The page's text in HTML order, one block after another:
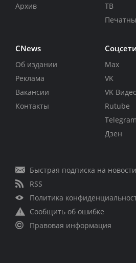
Архив
ТВ
CNews
Об издании
Реклама
Вакансии
Контакты
Соцсети
Max
VK
VK
Rutube
Telegram
Дзен
Быстрая подписка на новости
RSS
Политика
Сообщить об ошибке
Правовая информация